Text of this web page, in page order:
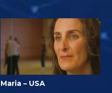
Maria – USA